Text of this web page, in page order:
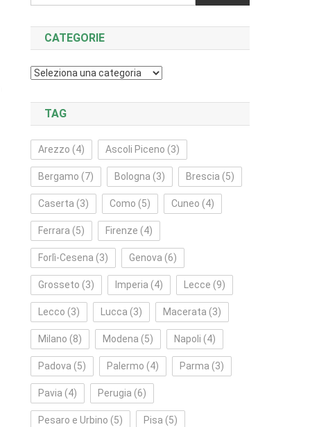
CATEGORIE
Categorie
TAG
Arezzo (4) Ascoli Piceno (3)
Bergamo (7) Bologna (3) Brescia (5)
Caserta (3) Como (5) Cuneo (4)
Ferrara (5) Firenze (4)
Forlì‑Cesena (3) Genova (6)
Grosseto (3) Imperia (4) Lecce (9)
Lecco (3) Lucca (3) Macerata (3)
Milano (8) Modena (5) Napoli (4)
Padova (5) Palermo (4) Parma (3)
Pavia (4) Perugia (6)
Pesaro e Urbino (5) Pisa (5)